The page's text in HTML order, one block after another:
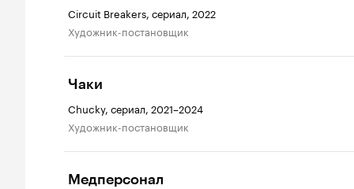
Circuit Breakers, сериал, 2022
Художник-постановщик
Чаки
Chucky, сериал, 2021–2024
Художник-постановщик
Медперсонал